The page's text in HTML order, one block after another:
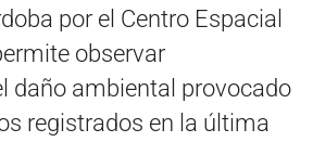
por el Centro Espacial
observar
daño ambiental provocado
registrados en la última